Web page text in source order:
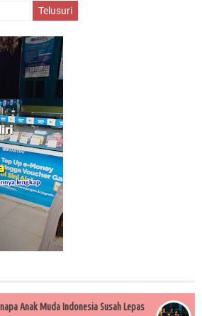
Anak Muda Indonesia Susah Lepas